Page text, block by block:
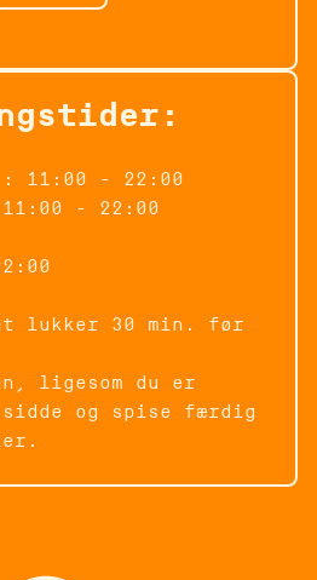
42 15 65 81
: 11:00 - 22:00
- 22:00
lukker 30 min. før
ligesom du er
og spise færdig